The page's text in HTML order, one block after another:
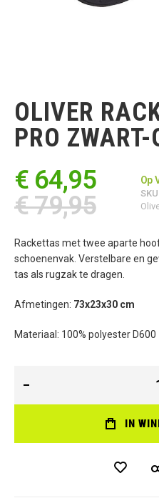
begin
van
de
afbeeldingen-
OLIVER
PRO ZWART-
€ 64,95
€ 79,95
Op
SKU
Rackettas met twee aparte
schoenenvak. Verstelbare en
tas als rugzak te dragen.
Afmetingen: 73x23x30 cm
Materiaal: 100% polyester D600
IN